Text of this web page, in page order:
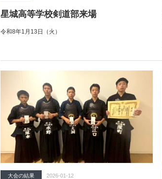
星城高等学校剣道部来場
令和8年1月13日（火）
大会の結果 2026-01-12